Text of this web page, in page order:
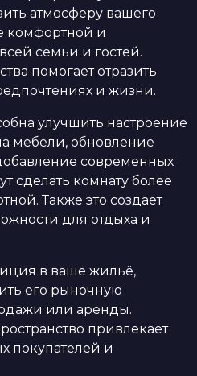
атмосферу вашего
комфортной и
семьи и гостей.
помогает отразить
и жизни.
улучшить настроение
мебели, обновление
современных
сделать комнату более
Также это создает
для отдыха и
в ваше жильё,
его рыночную
или аренды.
привлекает
покупателей и